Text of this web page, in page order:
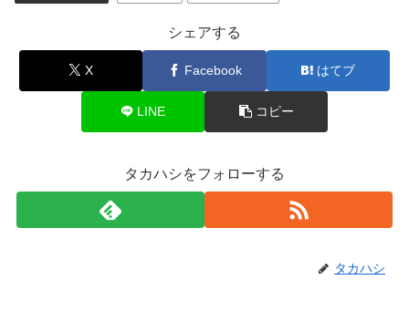
シェアする
X Facebook はてブ
LINE コピー
タカハシをフォローする
タカハシ